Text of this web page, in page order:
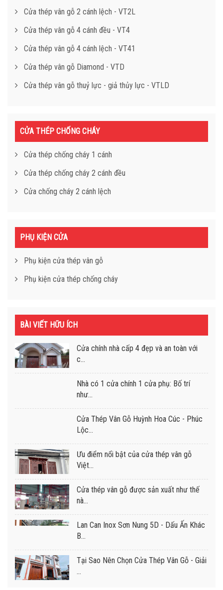
Cửa thép vân gỗ 2 cánh lệch - VT2L
Cửa thép vân gỗ 4 cánh đều - VT4
Cửa thép vân gỗ 4 cánh lệch - VT41
Cửa thép vân gỗ Diamond - VTD
Cửa thép vân gỗ thuỷ lực - giả thủy lực - VTLD
CỬA THÉP CHỐNG CHÁY
Cửa thép chống cháy 1 cánh
Cửa thép chống cháy 2 cánh đều
Cửa chống cháy 2 cánh lệch
PHỤ KIỆN CỬA
Phụ kiện cửa thép vân gỗ
Phụ kiện cửa thép chống cháy
BÀI VIẾT HỮU ÍCH
Cửa chính nhà cấp 4 đẹp và an toàn với
c...
Nhà có 1 cửa chính 1 cửa phụ: Bố trí
như...
Cửa Thép Vân Gỗ Huỳnh Hoa Cúc - Phúc
Lộc...
Ưu điểm nổi bật của cửa thép vân gỗ
Việt...
Cửa thép vân gỗ được sản xuất như thế
nà...
Lan Can Inox Sơn Nung 5D - Dấu Ấn Khác
B...
Tại Sao Nên Chọn Cửa Thép Vân Gỗ - Giải
...